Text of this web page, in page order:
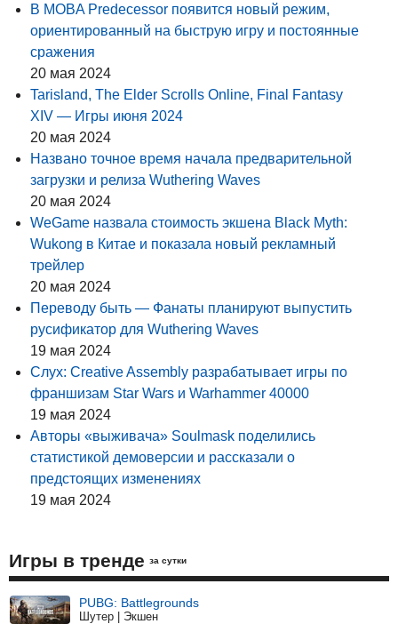
В MOBA Predecessor появится новый режим,
ориентированный на быструю игру и постоянные
сражения
20 мая 2024
Tarisland, The Elder Scrolls Online, Final Fantasy
XIV — Игры июня 2024
20 мая 2024
Названо точное время начала предварительной
загрузки и релиза Wuthering Waves
20 мая 2024
WeGame назвала стоимость экшена Black Myth:
Wukong в Китае и показала новый рекламный
трейлер
20 мая 2024
Переводу быть — Фанаты планируют выпустить
русификатор для Wuthering Waves
19 мая 2024
Слух: Creative Assembly разрабатывает игры по
франшизам Star Wars и Warhammer 40000
19 мая 2024
Авторы «выживача» Soulmask поделились
статистикой демоверсии и рассказали о
предстоящих изменениях
19 мая 2024
Игры в тренде за сутки
PUBG: Battlegrounds
Шутер | Экшен